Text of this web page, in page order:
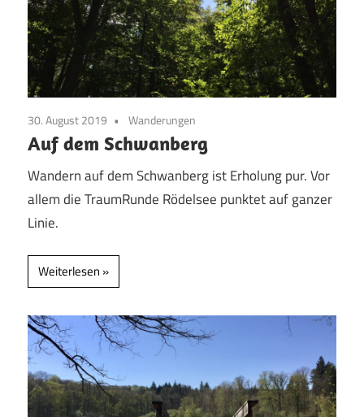
30. August 2019 Wanderungen
Auf dem Schwanberg
Wandern auf dem Schwanberg ist Erholung pur. Vor
allem die TraumRunde Rödelsee punktet auf ganzer
Linie.
Weiterlesen